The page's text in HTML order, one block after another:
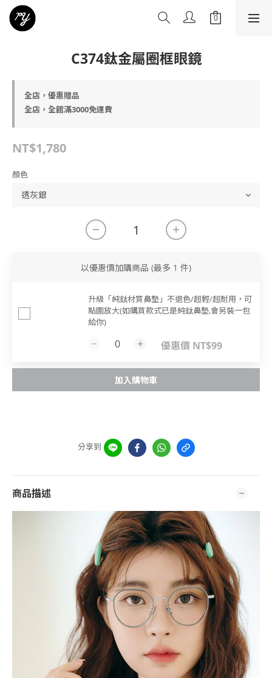
C374鈦金屬圈框眼鏡
全店，優惠贈品
全店，全館滿3000免運費
NT$1,780
顏色
以優惠價加購商品 (最多 1 件)
升級「純鈦材質鼻墊」不退色/超輕/超耐用，可
點圖放大(如購買款式已是純鈦鼻墊,會另裝一包
給你)
優惠價 NT$99
加入購物車
分享到
商品描述